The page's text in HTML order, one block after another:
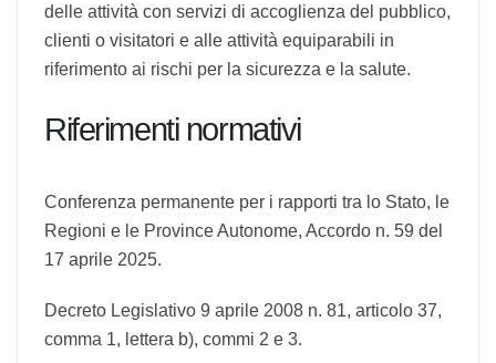
Specifica in riferimento ai rischi riferiti alle
mansioni e ai possibili danni e alle conseguenti
misure e procedure di prevenzione e protezione
accoglienza del pubblico, clienti o visitatori e alle
Riferimenti normativi
Conferenza permanente per i rapporti tra lo
Stato, le Regioni e le Province Autonome,